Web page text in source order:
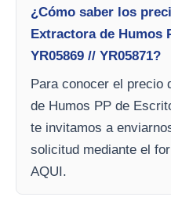
¿Cómo saber los
Extractora de Humos
YR05869 // YR05871?
Para conocer el precio
de Humos PP de
te invitamos a
solicitud mediante el
AQUI.